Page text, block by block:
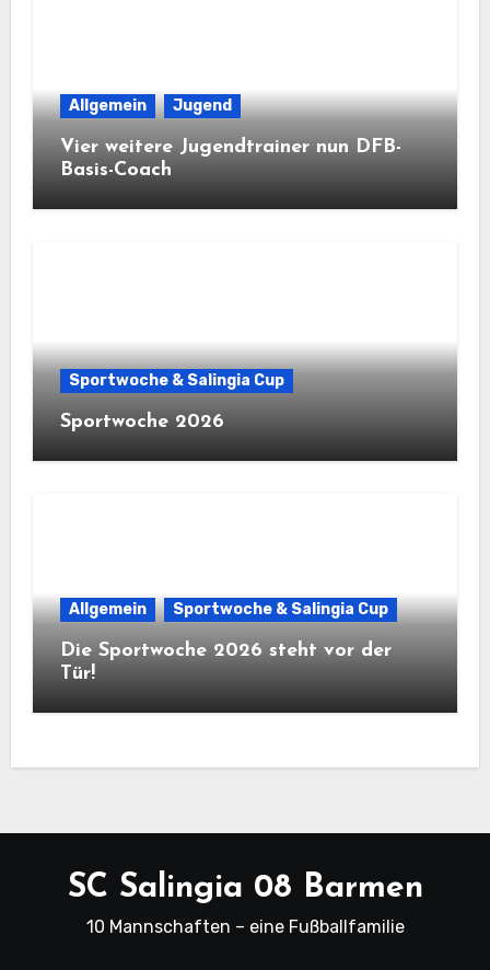
Allgemein Jugend
Vier weitere Jugendtrainer nun DFB-
Basis-Coach
Sportwoche & Salingia Cup
Sportwoche 2026
Allgemein Sportwoche & Salingia Cup
Die Sportwoche 2026 steht vor der
Tür!
SC Salingia 08 Barmen
10 Mannschaften – eine Fußballfamilie